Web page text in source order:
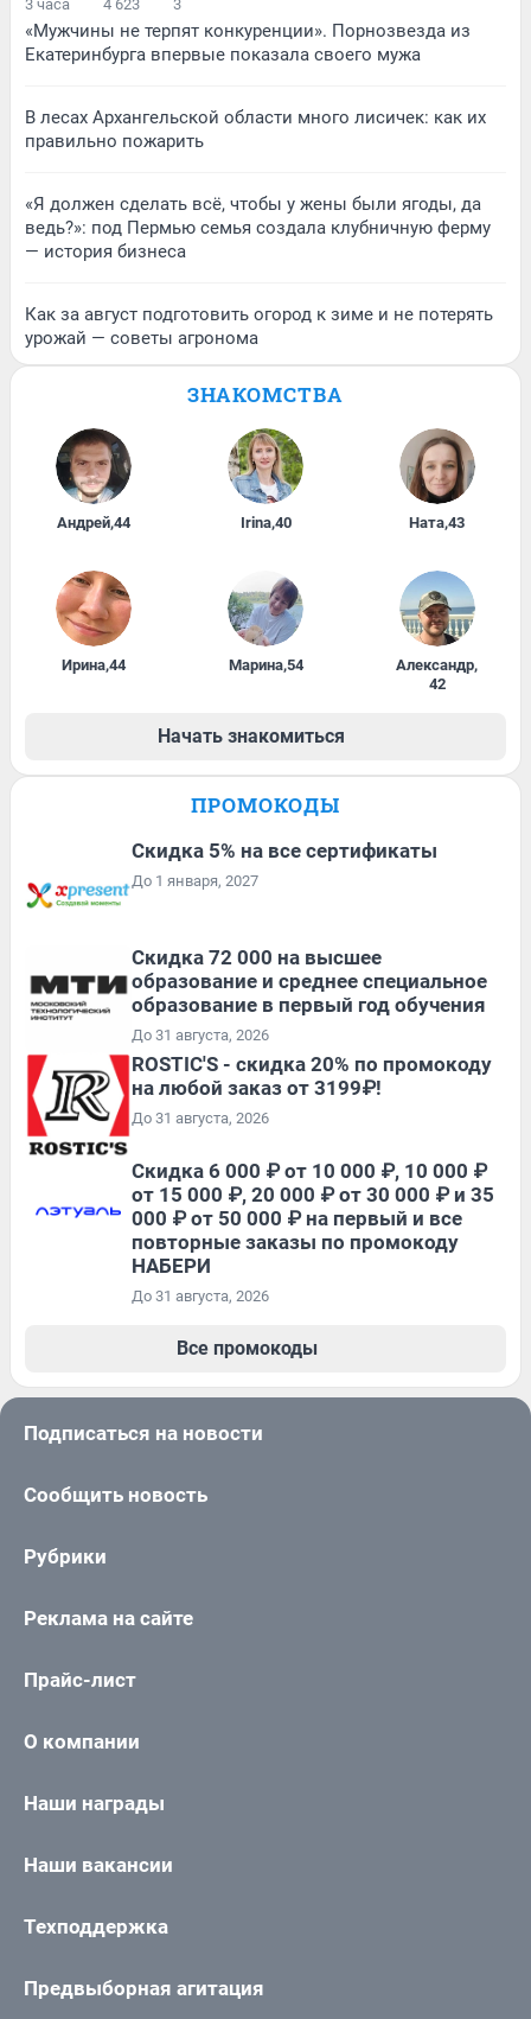
3 часа 4 623 3
«Мужчины не терпят конкуренции». Порнозвезда из
Екатеринбурга впервые показала своего мужа
В лесах Архангельской области много лисичек: как их
правильно пожарить
«Я должен сделать всё, чтобы у жены были ягоды, да
ведь?»: под Пермью семья создала клубничную ферму
— история бизнеса
Как за август подготовить огород к зиме и не потерять
урожай — советы агронома
ЗНАКОМСТВА
Андрей,44 Irina,40 Ната,43
Ирина,44 Марина,54 Александр,
42
Начать знакомиться
ПРОМОКОДЫ
Скидка 5% на все сертификаты
До 1 января, 2027
Скидка 72 000 на высшее
образование и среднее специальное
образование в первый год обучения
До 31 августа, 2026
ROSTIC'S - скидка 20% по промокоду
на любой заказ от 3199₽!
До 31 августа, 2026
Скидка 6 000 ₽ от 10 000 ₽, 10 000 ₽
от 15 000 ₽, 20 000 ₽ от 30 000 ₽ и 35
000 ₽ от 50 000 ₽ на первый и все
повторные заказы по промокоду
НАБЕРИ
До 31 августа, 2026
Все промокоды
Подписаться на новости
Сообщить новость
Рубрики
Реклама на сайте
Прайс-лист
О компании
Наши награды
Наши вакансии
Техподдержка
Предвыборная агитация